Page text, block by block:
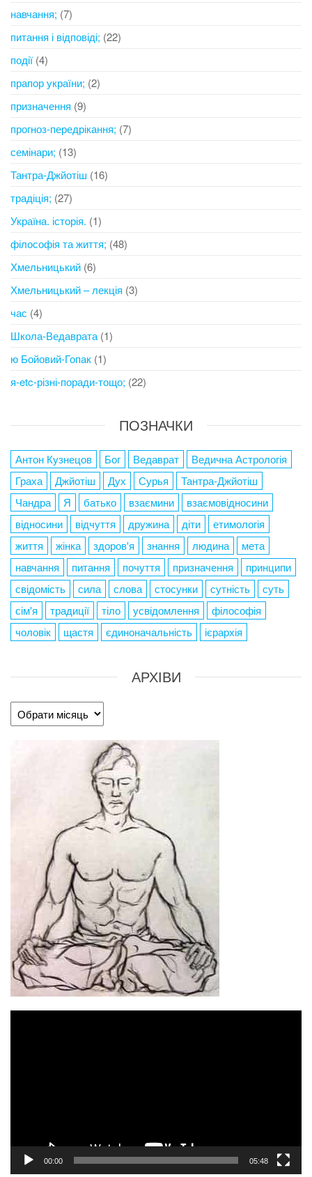
навчання; (7)
питання і відповіді; (22)
події (4)
прапор україни; (2)
призначення (9)
прогноз-передрікання; (7)
семінари; (13)
Тантра-Джйотіш (16)
традіція; (27)
Україна. історія. (1)
філософія та життя; (48)
Хмельницький (6)
Хмельницький – лекція (3)
час (4)
Школа-Ведаврата (1)
ю Бойовий-Гопак (1)
я-etc-різні-поради-тощо; (22)
ПОЗНАЧКИ
Антон Кузнецов Бог Ведаврат
Ведична Астрологія
Граха
Джйотіш Дух Сурья
Тантра-Джйотіш
Чандра
Я батько взаємини
взаємовідносини
відносини
відчуття дружина діти
етимологія
життя
жінка здоров'я знання людина
мета
навчання
питання почуття призначення
принципи
свідомість
сила слова стосунки сутність
суть
сім'я
традиції тіло усвідомлення
філософія
чоловік
щастя єдиноначальність ієрархія
АРХІВИ
Архіви
00:00 05:48